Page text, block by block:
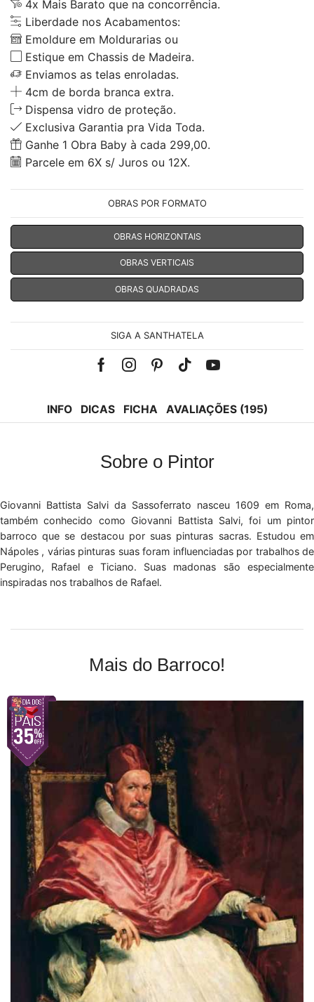
4x Mais Barato que na concorrência.
Liberdade nos Acabamentos:
Emoldure em Moldurarias ou
Estique em Chassis de Madeira.
Enviamos as telas enroladas.
4cm de borda branca extra.
Dispensa vidro de proteção.
Exclusiva Garantia pra Vida Toda.
Ganhe 1 Obra Baby à cada 299,00.
Parcele em 6X s/ Juros ou 12X.
OBRAS POR FORMATO
OBRAS HORIZONTAIS
OBRAS VERTICAIS
OBRAS QUADRADAS
SIGA A SANTHATELA
Facebook
Instagram
Pinterest
Tik-Youtube
INFO DICAS FICHA AVALIAÇÕES (195)
Sobre o Pintor
Giovanni Battista Salvi da Sassoferrato nasceu 1609 em Roma,
também conhecido como Giovanni Battista Salvi, foi um pintor
barroco que se destacou por suas pinturas sacras. Estudou em
Nápoles , várias pinturas suas foram influenciadas por trabalhos de
Perugino, Rafael e Ticiano. Suas madonas são especialmente
inspiradas nos trabalhos de Rafael.
Mais do Barroco!